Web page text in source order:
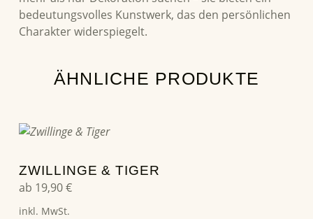
bedeutungsvolles Kunstwerk, das den persönlichen
Charakter widerspiegelt.
ÄHNLICHE PRODUKTE
ZWILLINGE & TIGER
ab 19,90€
inkl. MwSt.
Dieses Produkt weist mehrere Varianten auf. Die Optionen können auf der Produktseite gewählt werden